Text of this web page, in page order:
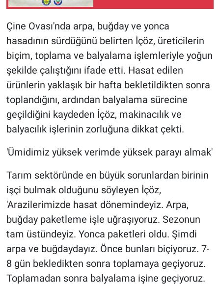
Çine Ovası'nda arpa, buğday ve yonca
hasadının sürdüğünü belirten İçöz, üreticilerin
biçim, toplama ve balyalama işlemleriyle yoğun
şekilde çalıştığını ifade etti. Hasat edilen
ürünlerin yaklaşık bir hafta bekletildikten sonra
toplandığını, ardından balyalama sürecine
geçildiğini kaydeden İçöz, makinacılık ve
balyacılık işlerinin zorluğuna dikkat çekti.
'Ümidimiz yüksek verimde yüksek parayı almak'
Tarım sektöründe en büyük sorunlardan birinin
işçi bulmak olduğunu söyleyen İçöz,
'Arazilerimizde hasat dönemindeyiz. Arpa,
buğday paketleme işle uğraşıyoruz. Sezonun
tam üstündeyiz. Yonca paketleri oldu. Şimdi
arpa ve buğdaydayız. Önce bunları biçiyoruz. 7-
8 gün bekledikten sonra toplamaya geçiyoruz.
Toplamadan sonra balyalama işine geçiyoruz.